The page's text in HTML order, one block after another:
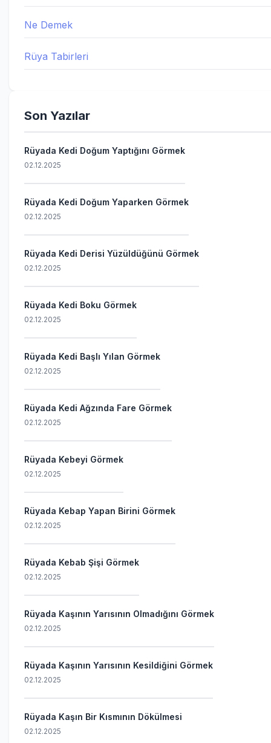
Ne Demek
Rüya Tabirleri
Son Yazılar
Rüyada Kedi Doğum Yaptığını Görmek
02.12.2025
Rüyada Kedi Doğum Yaparken Görmek
02.12.2025
Rüyada Kedi Derisi Yüzüldüğünü Görmek
02.12.2025
Rüyada Kedi Boku Görmek
02.12.2025
Rüyada Kedi Başlı Yılan Görmek
02.12.2025
Rüyada Kedi Ağzında Fare Görmek
02.12.2025
Rüyada Kebeyi Görmek
02.12.2025
Rüyada Kebap Yapan Birini Görmek
02.12.2025
Rüyada Kebab Şişi Görmek
02.12.2025
Rüyada Kaşının Yarısının Olmadığını Görmek
02.12.2025
Rüyada Kaşının Yarısının Kesildiğini Görmek
02.12.2025
Rüyada Kaşın Bir Kısmının Dökülmesi
02.12.2025